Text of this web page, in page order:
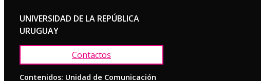
UNIVERSIDAD DE LA REPÚBLICA
URUGUAY
Contactos
Contenidos: Unidad de Comunicación